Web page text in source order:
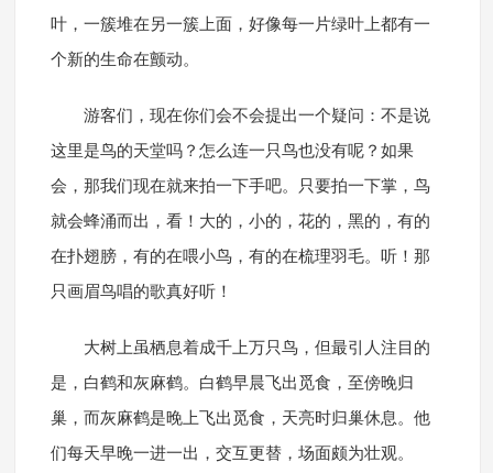
叶，一簇堆在另一簇上面，好像每一片绿叶上都有一
个新的生命在颤动。
游客们，现在你们会不会提出一个疑问：不是说
这里是鸟的天堂吗？怎么连一只鸟也没有呢？如果
会，那我们现在就来拍一下手吧。只要拍一下掌，鸟
就会蜂涌而出，看！大的，小的，花的，黑的，有的
在扑翅膀，有的在喂小鸟，有的在梳理羽毛。听！那
只画眉鸟唱的歌真好听！
大树上虽栖息着成千上万只鸟，但最引人注目的
是，白鹤和灰麻鹤。白鹤早晨飞出觅食，至傍晚归
巢，而灰麻鹤是晚上飞出觅食，天亮时归巢休息。他
们每天早晚一进一出，交互更替，场面颇为壮观。